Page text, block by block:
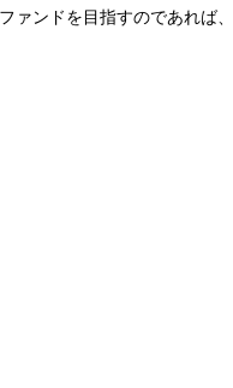
ァンドを目指すのであれば